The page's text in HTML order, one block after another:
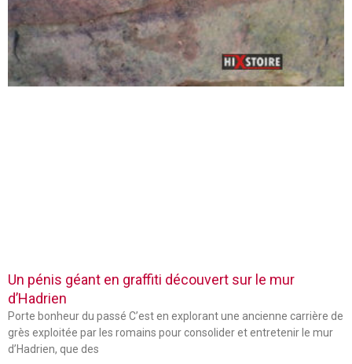
Un pénis géant en graffiti découvert sur le mur
d’Hadrien
Porte bonheur du passé C’est en explorant une ancienne carrière de
grès exploitée par les romains pour consolider et entretenir le mur
d’Hadrien, que des